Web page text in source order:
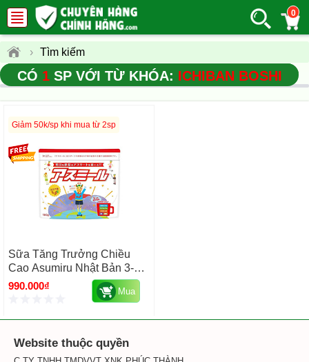
0
› Tìm kiếm
CÓ 1 SP VỚI TỪ KHÓA: ICHIBAN BOSHI
Giảm 50k/sp khi mua từ 2sp
Sữa Tăng Trưởng Chiều
Cao Asumiru Nhật Bản 3-16
Tuổi Túi 180g (vị Ca Cao)
990.000₫ Mua
Website thuộc quyền